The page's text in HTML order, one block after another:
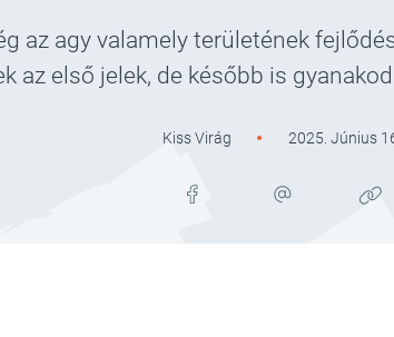
az agy valamely területének
az első jelek, de később is
Kiss Virág 2025. Június